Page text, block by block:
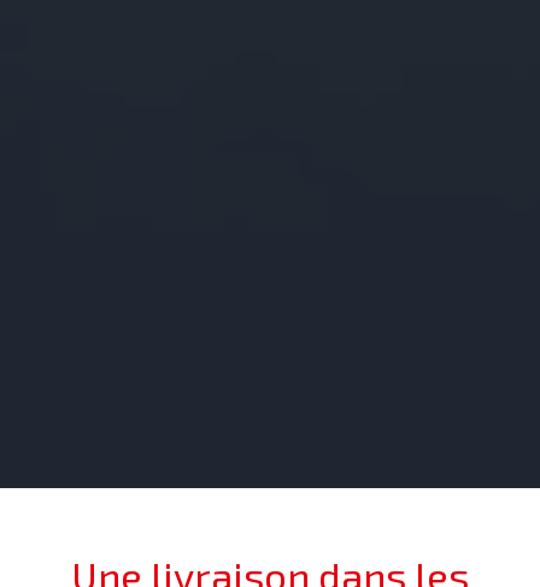
Une livraison dans les